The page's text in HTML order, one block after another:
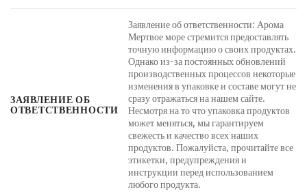
ЗАЯВЛЕНИЕ ОБ
ОТВЕТСТВЕННОСТИ
Заявление об ответственности: Арома
Мертвое море стремится предоставлять
точную информацию о своих продуктах.
Однако из-за постоянных обновлений
производственных процессов некоторые
изменения в упаковке и составе могут не
сразу отражаться на нашем сайте.
Несмотря на то что упаковка продуктов
может меняться, мы гарантируем
свежесть и качество всех наших
продуктов. Пожалуйста, прочитайте все
этикетки, предупреждения и
инструкции перед использованием
любого продукта.